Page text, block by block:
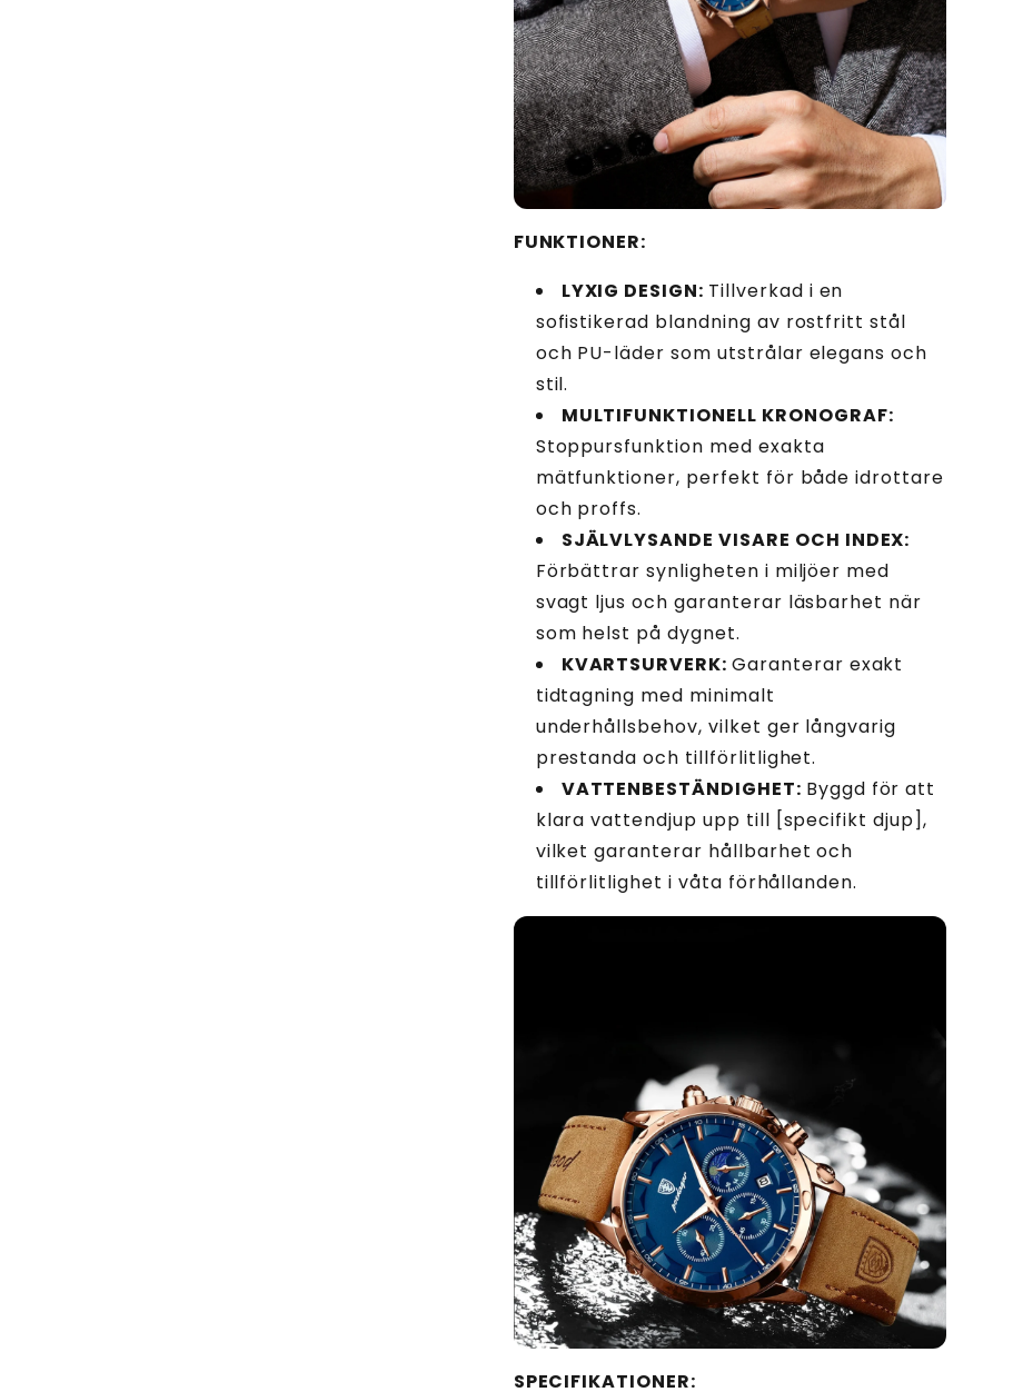
FUNKTIONER:
LYXIG DESIGN: Tillverkad i en
sofistikerad blandning av rostfritt stål
och PU-läder som utstrålar elegans och
stil.
MULTIFUNKTIONELL KRONOGRAF:
Stoppursfunktion med exakta
mätfunktioner, perfekt för både idrottare
och proffs.
SJÄLVLYSANDE VISARE OCH INDEX:
Förbättrar synligheten i miljöer med
svagt ljus och garanterar läsbarhet när
som helst på dygnet.
KVARTSURVERK:Garanterar exakt
tidtagning med minimalt
underhållsbehov, vilket ger långvarig
prestanda och tillförlitlighet.
VATTENBESTÄNDIGHET: Byggd för att
klara vattendjup upp till [specifikt djup],
vilket garanterar hållbarhet och
tillförlitlighet i våta förhållanden.
SPECIFIKATIONER: